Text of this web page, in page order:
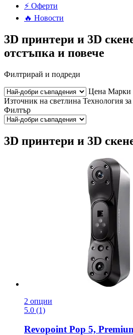
⚡ Оферти
🔥 Новости
3D принтери и 3D
отстъпка и повече
Филтрирай и подреди
Цена Марки
Източник на светлина Технология за
Филтър
3D принтери и 3D
2 опции
5.0 (1)
RevopointPop 5,